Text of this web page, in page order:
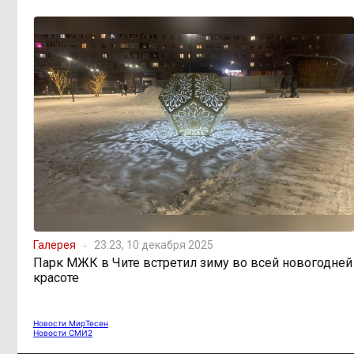
мир не электромобилями, а
стаканом чая
Галерея 23:23, 10 декабря 2025
Парк МЖК в Чите встретил зиму во всей новогодней
красоте
Новости МирТесен
Новости СМИ2